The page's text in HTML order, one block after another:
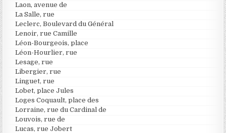
Laon, avenue de
La Salle, rue
Leclerc, Boulevard du Général
Lenoir, rue Camille
Léon-Bourgeois, place
Léon-Hourlier, rue
Lesage, rue
Libergier, rue
Linguet, rue
Lobet, place Jules
Loges Coquault, place des
Lorraine, rue du Cardinal de
Louvois, rue de
Lucas, rue Jobert